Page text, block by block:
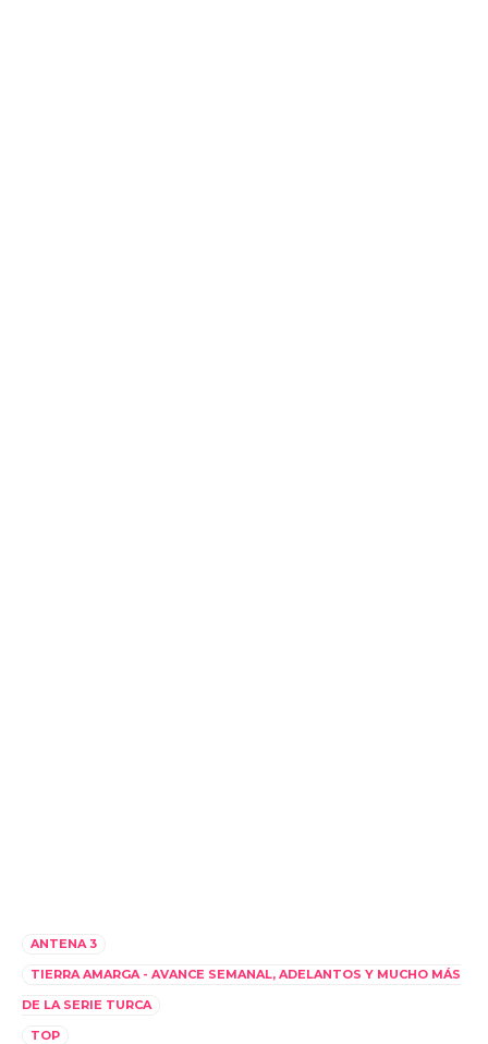
ANTENA 3
TIERRA AMARGA - AVANCE SEMANAL, ADELANTOS Y MUCHO MÁS
DE LA SERIE TURCA
TOP